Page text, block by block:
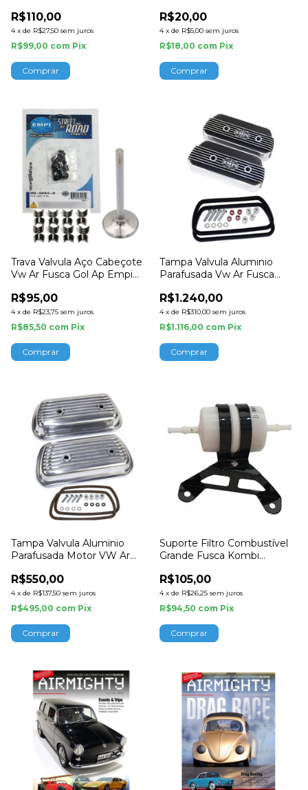
R$110,00
4 x de R$27,50 sem juros
R$99,00 com Pix
Comprar
R$20,00
4 x de R$5,00 sem juros
R$18,00 com Pix
Comprar
Trava Valvula Aço Cabeçote
Vw Ar Fusca Gol Ap Empi
R$95,00
4 x de R$23,75 sem juros
R$85,50 com Pix
Tampa Valvula Aluminio
Parafusada Vw Ar Fusca
R$1.240,00
4 x de R$310,00 sem juros
R$1.116,00 com Pix
Tampa Valvula Aluminio
Parafusada Motor VW Ar
R$550,00
4 x de R$137,50 sem juros
R$495,00 com Pix
Suporte Filtro Combustível
Grande Fusca Kombi
R$105,00
4 x de R$26,25 sem juros
R$94,50 com Pix